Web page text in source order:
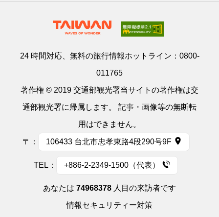
24 時間対応、無料の旅行情報ホットライン： 0800-
011765
著作権 © 2019 交通部観光署当サイトの著作権は交
通部観光署に帰属します。 記事・画像等の無断転
用はできません。
〒： 106433 台北市忠孝東路4段290号9F
TEL： +886-2-2349-1500（代表）
あなたは 74968378 人目の来訪者です
情報セキュリティー対策